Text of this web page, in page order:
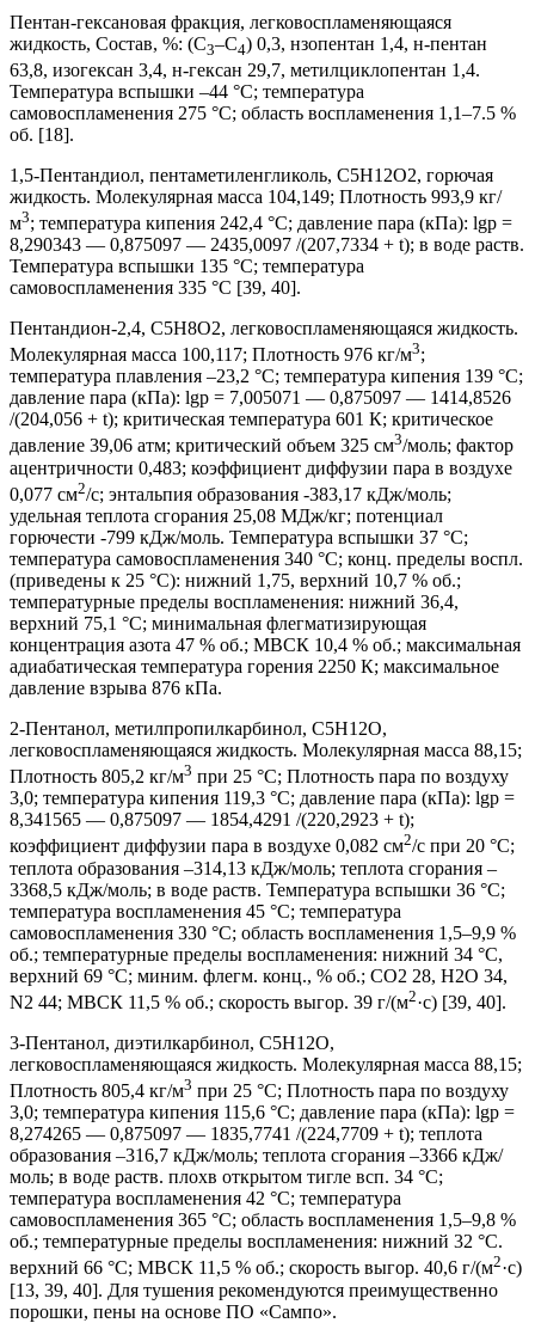
Пентан-гексановая фракция, легковоспламеняющаяся
жидкость, Состав, %: (C3–C4) 0,3, нзопентан 1,4, н-пентан
63,8, изогексан 3,4, н-гексан 29,7, метилциклопентан 1,4.
Температура вспышки –44 °С; температура
самовоспламенения 275 °С; область воспламенения 1,1–7.5 %
об. [18].
1,5-Пентандиол, пентаметиленгликоль, C5H12O2, горючая
жидкость. Молекулярная масса 104,149; Плотность 993,9 кг/
м3; температура кипения 242,4 °С; давление пара (кПа): lgp =
8,290343 — 0,875097 — 2435,0097 /(207,7334 + t); в воде раств.
Температура вспышки 135 °С; температура
самовоспламенения 335 °С [39, 40].
Пентандион-2,4, C5H8O2, легковоспламеняющаяся жидкость.
Молекулярная масса 100,117; Плотность 976 кг/м3;
температура плавления –23,2 °С; температура кипения 139 °С;
давление пара (кПа): lgp = 7,005071 — 0,875097 — 1414,8526
/(204,056 + t); критическая температура 601 К; критическое
давление 39,06 атм; критический объем 325 см3/моль; фактор
ацентричности 0,483; коэффициент диффузии пара в воздухе
0,077 см2/с; энтальпия образования -383,17 кДж/моль;
удельная теплота сгорания 25,08 МДж/кг; потенциал
горючести -799 кДж/моль. Температура вспышки 37 °С;
температура самовоспламенения 340 °С; конц. пределы воспл.
(приведены к 25 °С): нижний 1,75, верхний 10,7 % об.;
температурные пределы воспламенения: нижний 36,4,
верхний 75,1 °С; минимальная флегматизирующая
концентрация азота 47 % об.; МВСК 10,4 % об.; максимальная
адиабатическая температура горения 2250 К; максимальное
давление взрыва 876 кПа.
2-Пентанол, метилпропилкарбинол, C5H12O,
легковоспламеняющаяся жидкость. Молекулярная масса 88,15;
Плотность 805,2 кг/м3 при 25 °С; Плотность пара по воздуху
3,0; температура кипения 119,3 °С; давление пара (кПа): lgp =
8,341565 — 0,875097 — 1854,4291 /(220,2923 + t);
коэффициент диффузии пара в воздухе 0,082 см2/с при 20 °С;
теплота образования –314,13 кДж/моль; теплота сгорания –
3368,5 кДж/моль; в воде раств. Температура вспышки 36 °С;
температура воспламенения 45 °С; температура
самовоспламенения 330 °С; область воспламенения 1,5–9,9 %
об.; температурные пределы воспламенения: нижний 34 °С,
верхний 69 °С; миним. флегм. конц., % об.; CO2 28, H2O 34,
N2 44; МВСК 11,5 % об.; скорость выгор. 39 г/(м2·с) [39, 40].
3-Пентанол, диэтилкарбинол, C5H12O,
легковоспламеняющаяся жидкость. Молекулярная масса 88,15;
Плотность 805,4 кг/м3 при 25 °С; Плотность пара по воздуху
3,0; температура кипения 115,6 °С; давление пара (кПа): lgp =
8,274265 — 0,875097 — 1835,7741 /(224,7709 + t); теплота
образования –316,7 кДж/моль; теплота сгорания –3366 кДж/
моль; в воде раств. плохв открытом тигле всп. 34 °С;
температура воспламенения 42 °С; температура
самовоспламенения 365 °С; область воспламенения 1,5–9,8 %
об.; температурные пределы воспламенения: нижний 32 °С.
верхний 66 °С; МВСК 11,5 % об.; скорость выгор. 40,6 г/(м2·с)
[13, 39, 40]. Для тушения рекомендуются преимущественно
порошки, пены на основе ПО «Сампо».